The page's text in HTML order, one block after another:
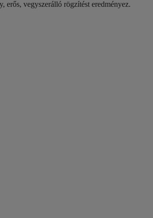
erős, vegyszerálló rögzítést eredményez.